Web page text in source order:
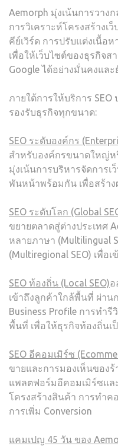
Aemorph มุ่งเน้นการวาง
การวิเคราะห์โครงสร้างเ
คีย์เวิร์ด การปรับแต่งเนื้อ
เพื่อให้เว็บไซต์ของธุรกิจ
Google ได้อย่างมั่นคงและ
ภายใต้การให้บริการ SEO
รองรับธุรกิจทุกขนาด:
SEO ระดับองค์กร
สำหรับองค์กรขนาดใหญ่ห
มุ่งเน้นการบริหารจัดการ
พันหน้าพร้อมกัน เพื่อสร้า
SEO ระดับโลก (Global
ขยายตลาดสู่ต่างประเทศ
หลายภาษา (Multilingual
(Multiregional SEO) เพื่อ
SEO ท้องถิ่น (Local SEO)อ
เข้าถึงลูกค้าใกล้พื้นที่ ผ่าน
Business Profile การทำ
พื้นที่ เพื่อให้ธุรกิจท้องถิ่นเ
SEO อีคอมเมิร์ซ
ขายและการมองเห็นของ
แพลตฟอร์มอีคอมเมิร์ซแล
โครงสร้างสินค้า การทำค
การเพิ่ม Conversion
แคมเปญ 45 วัน ของ